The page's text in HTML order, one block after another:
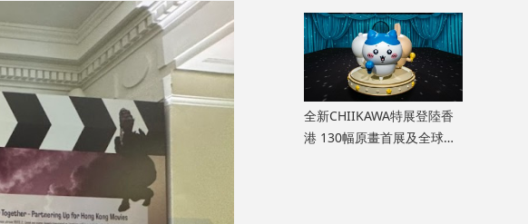
全新CHIIKAWA特展登陸香
港 130幅原畫首展及全球首